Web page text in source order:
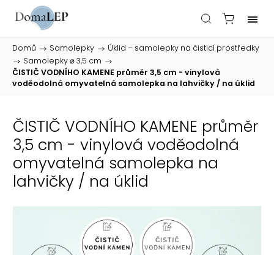
Domů / Samolepky /
Úklid – samolepky na čisticí prostředky
/
Samolepky ⌀ 3,5 cm /
ČISTIČ VODNÍHO KAMENE průměr 3,5 cm - vinylová
voděodolná omyvatelná samolepka na lahvičky / na úklid
ČISTIČ VODNÍHO KAMENE průměr
3,5 cm - vinylová voděodolná
omyvatelná samolepka na
lahvičky / na úklid